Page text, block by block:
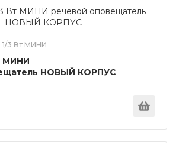
1/3 Вт МИНИ
МИНИ
НОВЫЙ КОРПУС